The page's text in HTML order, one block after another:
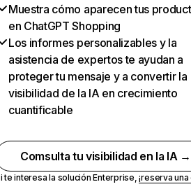
Muestra cómo aparecen tus
en ChatGPT Shopping
Los informes personalizables y la
asistencia de expertos te ayudan a
proteger tu mensaje y a convertir la
visibilidad de la IA en crecimiento
cuantificable
Comsulta tu visibilidad en la IA →
te interesa la solución Enterprise,¡reserva